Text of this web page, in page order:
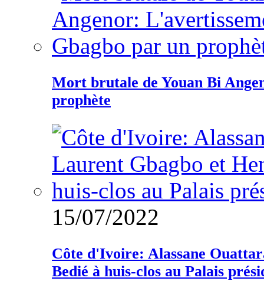
Mort brutale de Youan Bi
prophète
15/07/2022
Côte d'Ivoire: Alassane
Bedié à huis-clos au Palais